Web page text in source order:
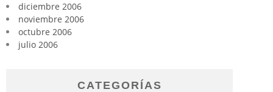
diciembre 2006
noviembre 2006
octubre 2006
julio 2006
CATEGORÍAS